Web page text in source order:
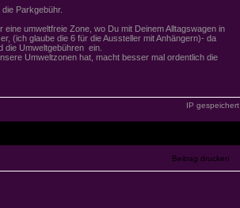
Parkgebühr.
umweltfreie Zone, wo Du mit Deinem Alltagswagen in
(ich glaube die 6 für die Aussteller mit Anhängern)- da
die Umweltgebühren ein.
Umweltzonen hat, macht besser mal ordentlich die
IP gespeichert